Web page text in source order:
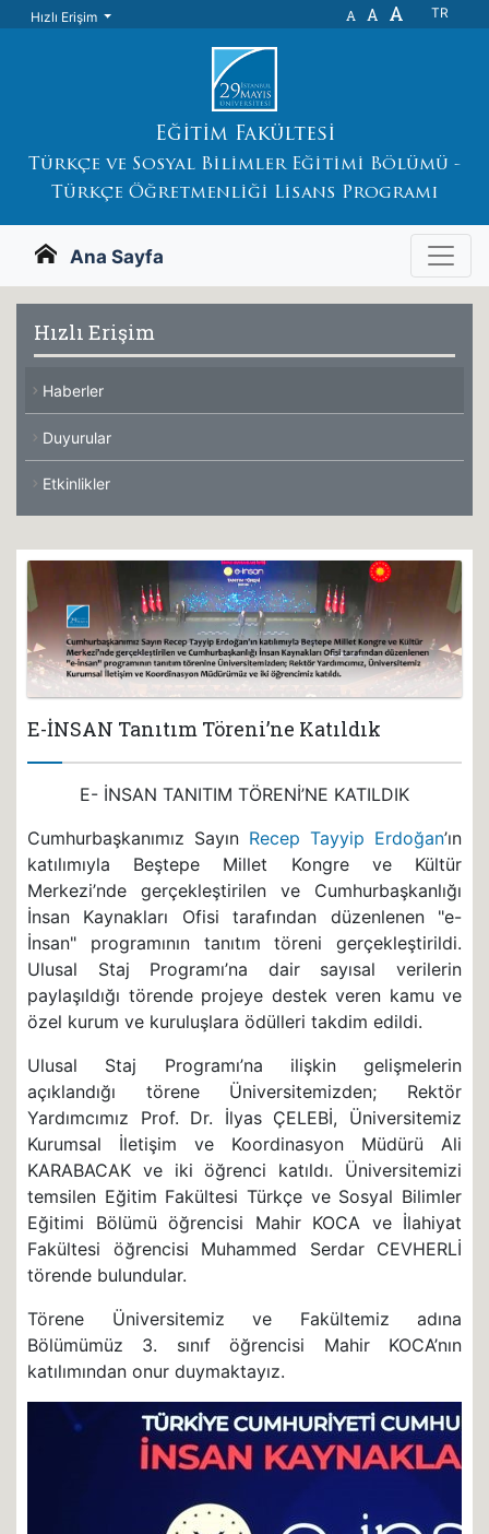
Hızlı Erişim A A A TR
Eğitim Fakültesi
Türkçe ve Sosyal Bilimler Eğitimi Bölümü -
Türkçe Öğretmenliği Lisans Programı
Ana Sayfa
Hızlı Erişim
Haberler
Duyurular
Etkinlikler
E-İNSAN Tanıtım Töreni’ne Katıldık
E- İNSAN TANITIM TÖRENİ’NE KATILDIK
Cumhurbaşkanımız Sayın Recep Tayyip Erdoğan’ın
katılımıyla Beştepe Millet Kongre ve Kültür
Merkezi’nde gerçekleştirilen ve Cumhurbaşkanlığı
İnsan Kaynakları Ofisi tarafından düzenlenen "e-
İnsan" programının tanıtım töreni gerçekleştirildi.
Ulusal Staj Programı’na dair sayısal verilerin
paylaşıldığı törende projeye destek veren kamu ve
özel kurum ve kuruluşlara ödülleri takdim edildi.
Ulusal Staj Programı’na ilişkin gelişmelerin
açıklandığı törene Üniversitemizden; Rektör
Yardımcımız Prof. Dr. İlyas ÇELEBİ, Üniversitemiz
Kurumsal İletişim ve Koordinasyon Müdürü Ali
KARABACAK ve iki öğrenci katıldı. Üniversitemizi
temsilen Eğitim Fakültesi Türkçe ve Sosyal Bilimler
Eğitimi Bölümü öğrencisi Mahir KOCA ve İlahiyat
Fakültesi öğrencisi Muhammed Serdar CEVHERLİ
törende bulundular.
Törene Üniversitemiz ve Fakültemiz adına
Bölümümüz 3. sınıf öğrencisi Mahir KOCA’nın
katılımından onur duymaktayız.